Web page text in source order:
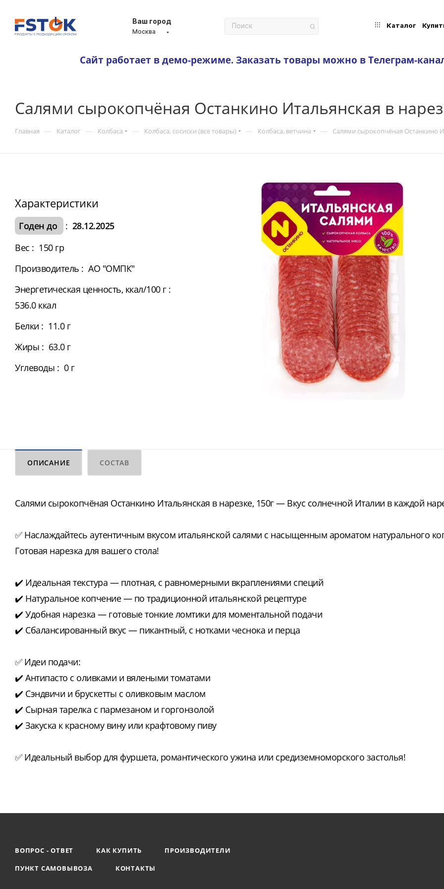
Ваш город
Москва
Каталог
Сайт работает в демо-режиме. Заказать товары можно в Телеграм-
Салями сырокопчёная Останкино Итальянская в
Главная — Каталог — Колбаса — Колбаса, сосиски (все товары) — Колбаса, ветчина — Салями сырокопчёная Останкино
Характеристики
Годен до : 28.12.2025
Вес : 150 гр
Производитель : АО "ОМПК"
Энергетическая ценность, ккал/100 г :
536.0 ккал
Белки : 11.0 г
Жиры : 63.0 г
Углеводы : 0 г
ОПИСАНИЕ СОСТАВ
Салями сырокопчёная Останкино Итальянская в нарезке, 150г — Вкус солнечной Италии в каждой
✅ Наслаждайтесь аутентичным вкусом итальянской салями с насыщенным ароматом натурального
Готовая нарезка для вашего стола!
✔️ Идеальная текстура — плотная, с равномерными вкраплениями специй
✔️ Натуральное копчение — по традиционной итальянской рецептуре
✔️ Удобная нарезка — готовые тонкие ломтики для моментальной подачи
✔️ Сбалансированный вкус — пикантный, с нотками чеснока и перца
✅ Идеи подачи:
✔️ Антипасто с оливками и вялеными томатами
✔️ Сэндвичи и брускетты с оливковым маслом
✔️ Сырная тарелка с пармезаном и горгонзолой
✔️ Закуска к красному вину или крафтовому пиву
✅ Идеальный выбор для фуршета, романтического ужина или средиземноморского застолья!
ВОПРОС - ОТВЕТ КАК КУПИТЬ
ПРОИЗВОДИТЕЛИ
ПУНКТ САМОВЫВОЗА
КОНТАКТЫ